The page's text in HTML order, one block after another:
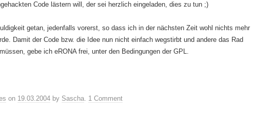
Code lästern will, der sei herzlich eingeladen, dies zu tun ;)
getan, jedenfalls vorerst, so dass ich in der nächsten Zeit wohl nichts mehr
Damit der Code bzw. die Idee nun nicht einfach wegstirbt und andere das Rad
gebe ich eRONA frei, unter den Bedingungen der GPL.
on 19.03.2004 by Sascha. 1 Comment